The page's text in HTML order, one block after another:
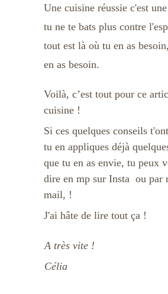
Une cuisine réussie c'est
tu ne te bats plus contre
tout est là où tu en as
en as besoin.
Voilà, c’est tout pour ce
cuisine !
Si ces quelques conseils
tu en appliques déjà
que tu en as envie, tu peux
dire en mp sur Insta  ou par
mail, !
J'ai hâte de lire tout ça !
A très vite !
Célia